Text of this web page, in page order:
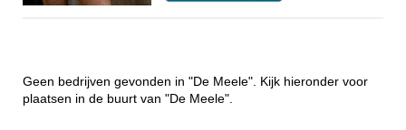
Geen bedrijven gevonden in "De Meele". Kijk hieronder voor
plaatsen in de buurt van "De Meele".